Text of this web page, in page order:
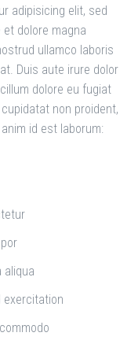
adipisicing elit, sed
dolore magna
ullamco laboris
Duis aute irure dolor
dolore eu fugiat
non proident,
id est laborum:
aliqua
exercitation